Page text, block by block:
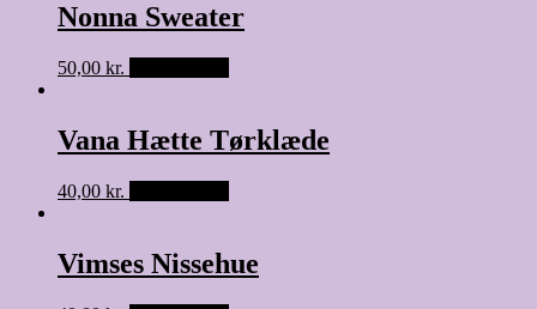
Nonna Sweater
50,00 kr.
Vana Hætte Tørklæde
40,00 kr.
Vimses Nissehue